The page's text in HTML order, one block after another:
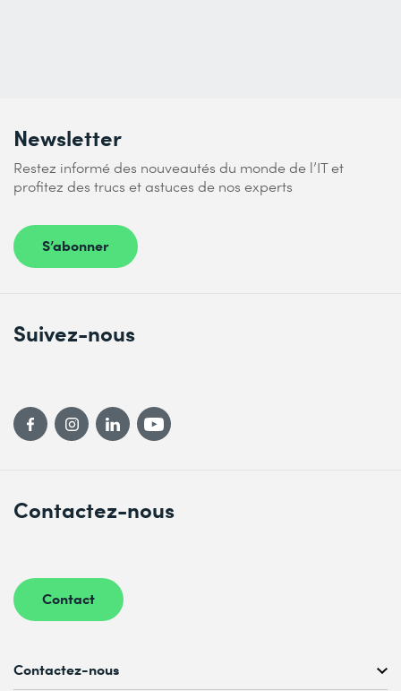
Newsletter
Restez informé des nouveautés du monde de l’IT et
profitez des trucs et astuces de nos experts
S’abonner
Contactez-nous
Contact
Suivez-nous
Contactez-nous